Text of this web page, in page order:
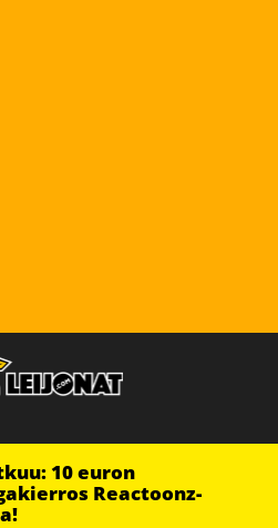
10 euron
Reactoonz-